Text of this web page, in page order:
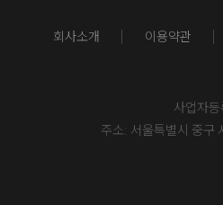
회사소개 이용약관
사업자
주소: 서울특별시 중구